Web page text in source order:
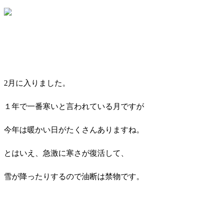
2月に入りました。
１年で一番寒いと言われている月ですが
今年は暖かい日がたくさんありますね。
とはいえ、急激に寒さが復活して、
雪が降ったりするので油断は禁物です。